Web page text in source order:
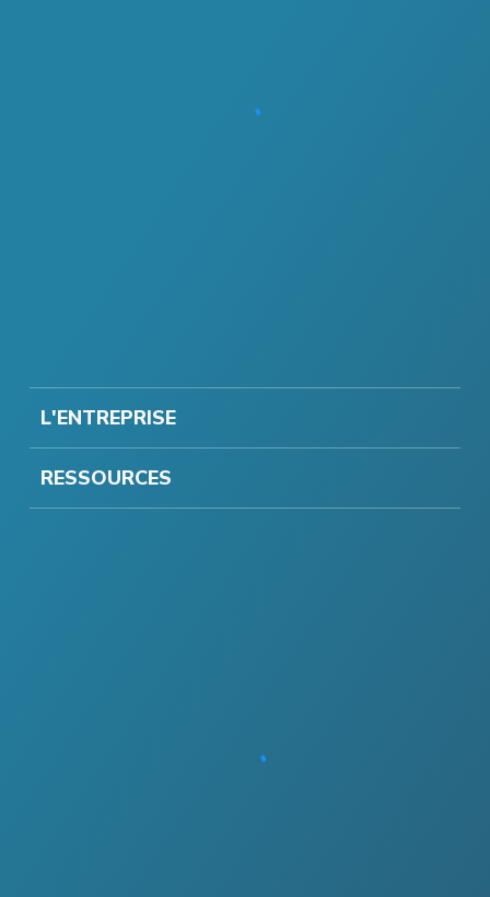
L'ENTREPRISE
RESSOURCES